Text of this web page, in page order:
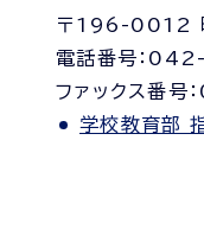
〒196-0012
電話番号：
ファックス番
学校教育部